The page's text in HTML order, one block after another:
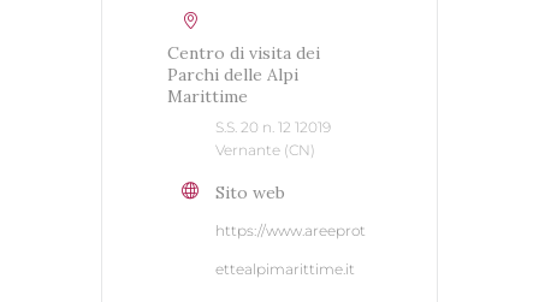
Centro di visita dei
Parchi delle Alpi
Marittime
S.S. 20 n. 12 12019
Vernante (CN)
Sito web
https://www.areeprot
ettealpimarittime.it